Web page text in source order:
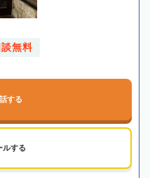
無料
する
ルする